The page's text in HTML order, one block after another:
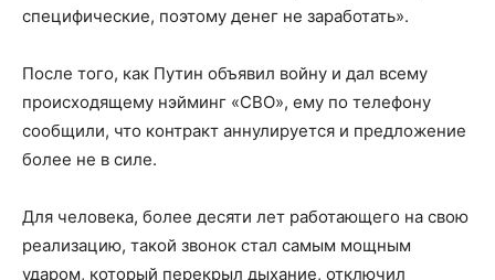
специфические, поэтому денег не заработать».
После того, как Путин объявил войну и дал всему
происходящему нэйминг «СВО», ему по телефону
сообщили, что контракт аннулируется и предложение
более не в силе.
Для человека, более десяти лет работающего на свою
реализацию, такой звонок стал самым мощным
ударом, который перекрыл дыхание, отключил